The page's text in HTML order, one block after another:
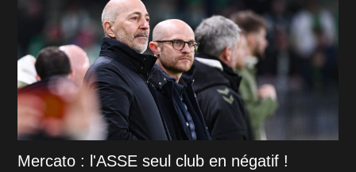
Mercato : l'ASSE seul club en négatif !